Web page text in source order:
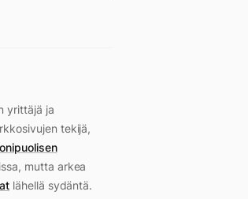
yrittäjä ja
tekijä,
mutta arkea
lähellä sydäntä.